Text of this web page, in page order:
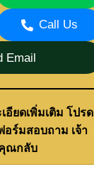
Call Us
Email
ยดเพิ่มเติม โปรด
ร์มสอบถาม เจ้า
คุณกลับ